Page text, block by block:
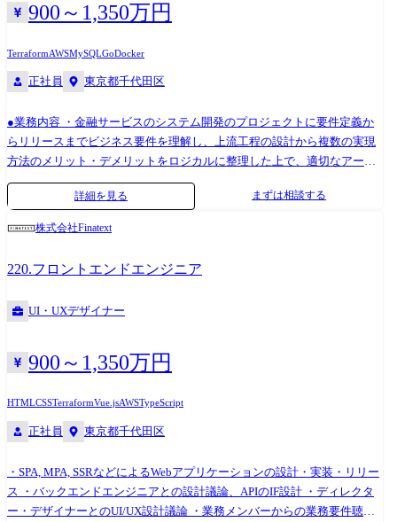
900～1,350万円
TerraformAWSMySQLGoDocker
正社員 東京都千代田区
●業務内容 ・金融サービスのシステム開発のプロジェクトに要件定義か
らリリースまでビジネス要件を理解し、上流工程の設計から複数の実現
方法のメリット・デメリットをロジカルに整理した上で、適切なアーキ
テクチャーや技術選択、コードレビューや品質管理等、開発に関わる調
整、実装等 ・顧客の要件のヒアリング、技術サポート、実現性への調
査、ドキュメント作成 ・サービスのリリース後は、システムの運用保守
ドによる1on1やコードレビュー。 ・開発関連の情報がオープン、他のチ
ームのコードや設計資料などは原則自由に見ることができる ・技術に関
する議論が活発。議論にオープンなカルチャーがあり、シビアな議論に
チーム。個人が尊重される。 【開発環境】 Amazon Web Services
Terraform Docker Go MySQL (Aurora)
詳細を見る まずは相談する
株式会社Finatext
220.フロントエンドエンジニア
UI・UXデザイナー
900～1,350万円
HTMLCSSTerraformVue.jsAWSTypeScript
正社員 東京都千代田区
・SPA, MPA, SSRなどによるWebアプリケーションの設計・実装・リリー
ス ・バックエンドエンジニアとの設計議論、APIのIF設計 ・ディレクタ
ー・デザイナーとのUI/UX設計議論 ・業務メンバーからの業務要件聴取